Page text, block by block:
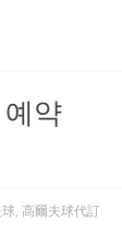
약
, 高爾夫球代訂